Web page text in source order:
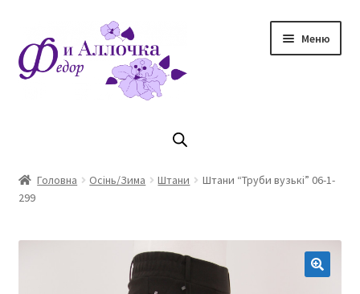
до
навігації
до
контенту
Меню
Магазин
Головна Осінь/Зима Штани
Штани “Труби вузькі” 06-1-
299